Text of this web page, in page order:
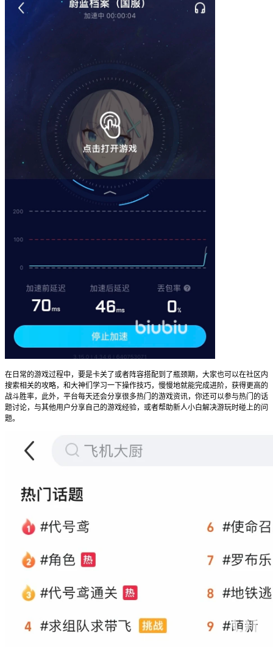
在日常的游戏过程中，要是卡关了或者阵容搭配到了瓶颈期，大家也可以在社区内
搜索相关的攻略，和大神们学习一下操作技巧，慢慢地就能完成进阶，获得更高的
战斗胜率，此外，平台每天还会分享很多热门的游戏资讯，你还可以参与热门的话
题讨论，与其他用户分享自己的游戏经验，或者帮助新人小白解决游玩时碰上的问
题。